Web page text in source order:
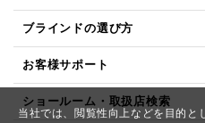
当社では、閲覧性向上などを目的
ブラインドの選び方
お客様サポート
ショールーム・取扱店検索